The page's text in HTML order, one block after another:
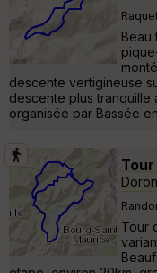
Beau
descente vertigineuse
descente plus
organisée par Bassée
Doron
Tour